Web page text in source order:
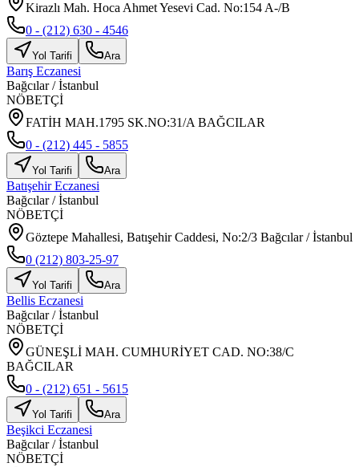
Kirazlı Mah. Hoca Ahmet Yesevi Cad. No:154 A-/B
0 - (212) 630 - 4546
Yol Tarifi Ara
Barış Eczanesi
Bağcılar/İstanbul
NÖBETÇİ
FATİH MAH.1795 SK.NO:31/A BAĞCILAR
0 - (212) 445 - 5855
Yol Tarifi Ara
Batışehir Eczanesi
Bağcılar/İstanbul
NÖBETÇİ
Göztepe Mahallesi, Batışehir Caddesi, No:2/3 Bağcılar / İstanbul
0 (212) 803-25-97
Yol Tarifi Ara
Bellis Eczanesi
Bağcılar/İstanbul
NÖBETÇİ
GÜNEŞLİ MAH. CUMHURİYET CAD. NO:38/C
BAĞCILAR
0 - (212) 651 - 5615
Yol Tarifi Ara
Beşikci Eczanesi
Bağcılar/İstanbul
NÖBETÇİ